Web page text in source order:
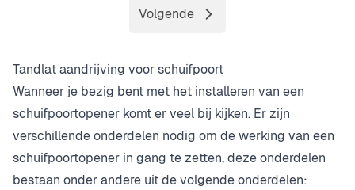
Pagina
Volgende
Tandlat aandrijving voor schuifpoort
Wanneer je bezig bent met het installeren van een
schuifpoortopener komt er veel bij kijken. Er zijn
verschillende onderdelen nodig om de werking van een
schuifpoortopener in gang te zetten, deze onderdelen
bestaan onder andere uit de volgende onderdelen: